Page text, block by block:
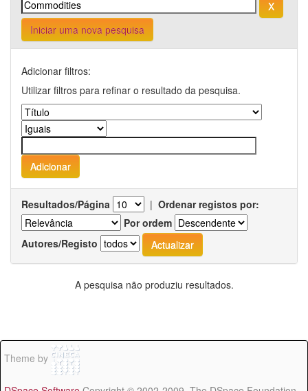
Iniciar uma nova pesquisa
Adicionar filtros:
Utilizar filtros para refinar o resultado da pesquisa.
Resultados/Página | Ordenar registos por:
Por ordem
Autores/Registo
A pesquisa não produziu resultados.
Theme by